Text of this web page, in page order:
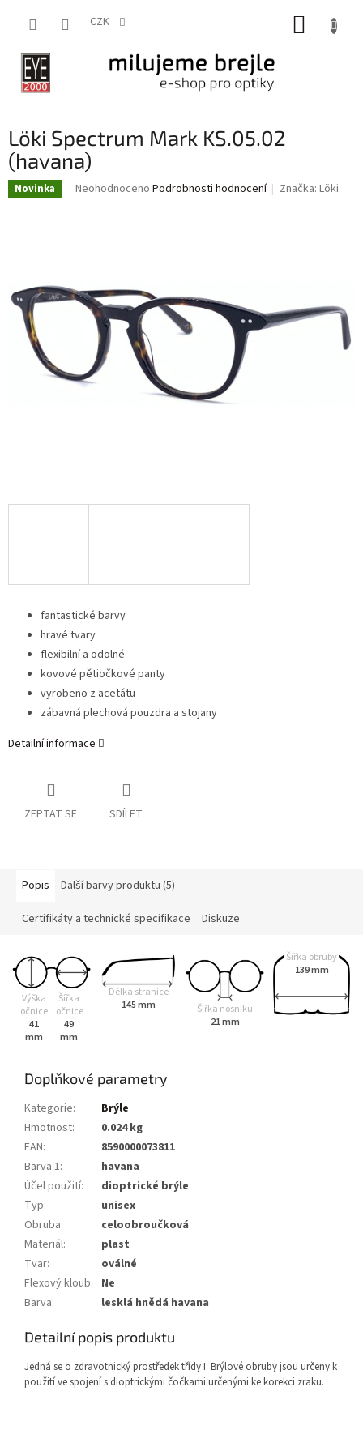
CZK
Löki Spectrum Mark KS.05.02
(havana)
Novinka
Průměrné
hvězdiček.
Neohodnoceno Podrobnosti hodnocení Značka:Löki
fantastické barvy
hravé tvary
flexibilní a odolné
kovové pětiočkové panty
vyrobeno z acetátu
zábavná plechová pouzdra a stojany
Detailní informace
ZEPTAT SE SDÍLET
Popis Další barvy produktu (5)
Certifikáty a technické specifikace Diskuze
Výška
očnice
41
mm
Šířka
očnice
49
mm
Délka stranice
145 mm
Šířka nosníku
21 mm
Šířka obruby
139 mm
Doplňkové parametry
Kategorie:
Brýle
Hmotnost:
0.024 kg
EAN:
8590000073811
Barva 1:
havana
Účel použití:
dioptrické brýle
Typ:
unisex
Obruba:
celoobroučková
Materiál:
plast
Tvar:
oválné
Flexový kloub: Ne
Barva: lesklá hnědá havana
Detailní popis produktu
Jedná se o zdravotnický prostředek třídy I. Brýlové obruby jsou určeny k
použití ve spojení s dioptrickými čočkami určenými ke korekci zraku.